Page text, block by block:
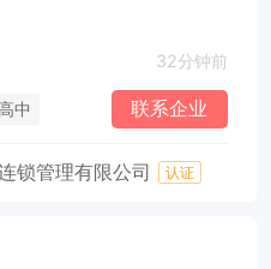
32分钟前
中 联系企业
锁管理有限公司 认证